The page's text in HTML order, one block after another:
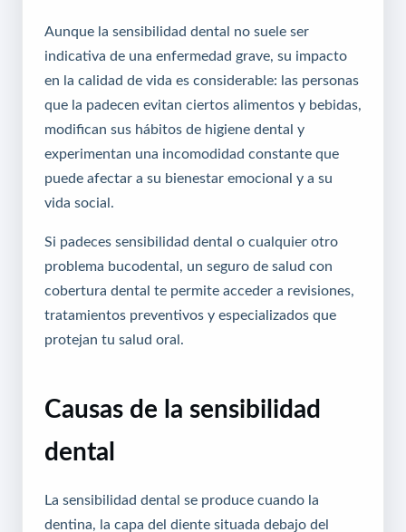
Aunque la sensibilidad dental no suele ser
indicativa de una enfermedad grave, su impacto
en la calidad de vida es considerable: las personas
que la padecen evitan ciertos alimentos y bebidas,
modifican sus hábitos de higiene dental y
experimentan una incomodidad constante que
puede afectar a su bienestar emocional y a su
vida social.
Si padeces sensibilidad dental o cualquier otro
problema bucodental, un seguro de salud con
cobertura dental te permite acceder a revisiones,
tratamientos preventivos y especializados que
protejan tu salud oral.
Causas de la sensibilidad
dental
La sensibilidad dental se produce cuando la
dentina, la capa del diente situada debajo del